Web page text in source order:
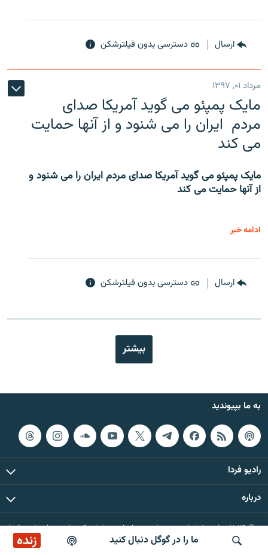
ما را در گوگل دنبال کنید زنده پخش آنلاین
ارسال دسترسی بدون فیلترشکن
مرداد ۰۱, ۱۳۹۷
مایک پمپئو می گوید آمریکا صدای
مردم ایران را می شنود و از آنها حمایت
می کند
مایک پمپئو می گوید آمریکا صدای مردم ایران را می شنود و
از آنها حمایت می کند
ادامه خبر
ارسال دسترسی بدون فیلترشکن
بیشتر
به ما بپیوندید
رادیو فردا
درباره
© ۲۰۲۶ تمام حقوق این وب‌سایت، بر اساس مقررات کپی‌رایت، برای رادیو فردا
محفوظ است.